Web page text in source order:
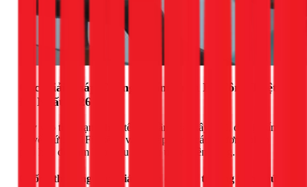
Các Giải Pháp Chống Thấm Trần Bê Tông Triệt
Để Nhất 2026
Tùy vào tình trạng thực tế của trần nhà (xây mới, đã bị thấm,
có vết nứt...), 1Fix sẽ tư vấn và áp dụng các phương pháp
phù hợp để đảm bảo hiệu quả tối ưu và bền vững.
Chống thấm ngược: Giải pháp cho các trường hợp phức